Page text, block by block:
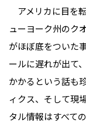
アメリカに目を
ューヨーク州のク
がほぼ底をついた
ールに遅れが出て
かかるという話も
ィクス、そして現
タル情報はすべて